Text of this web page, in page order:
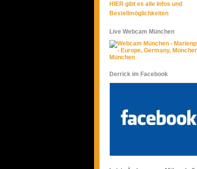
HIER gibt es alle Infos und
Bestellmöglichkeiten
Live Webcam München
München
Derrick im Facebook